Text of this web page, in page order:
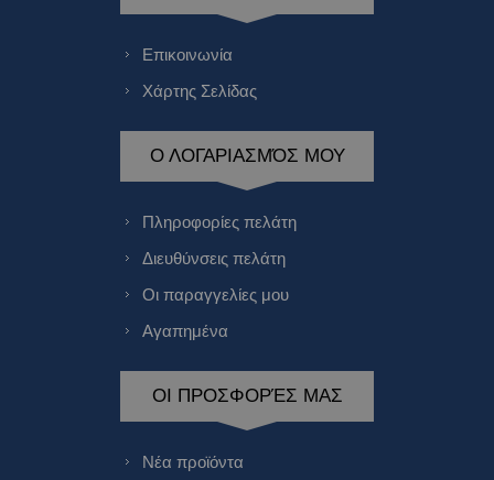
Επικοινωνία
Χάρτης Σελίδας
Ο ΛΟΓΑΡΙΑΣΜΌΣ ΜΟΥ
Πληροφορίες πελάτη
Διευθύνσεις πελάτη
Οι παραγγελίες μου
Αγαπημένα
ΟΙ ΠΡΟΣΦΟΡΈΣ ΜΑΣ
Νέα προϊόντα